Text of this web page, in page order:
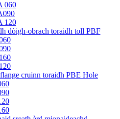
060
120
dòigh-obrach toraidh toll PBF
cruinn toraidh PBE Hole